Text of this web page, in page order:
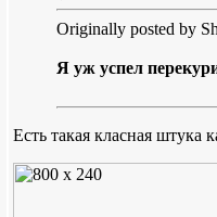
Originally posted by
Я уж успел
Есть такая класная штука